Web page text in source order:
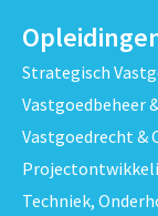
Strategisch
Vastgoedbeheer
Vastgoedrecht &
Techniek,